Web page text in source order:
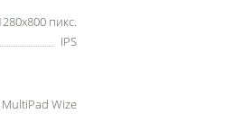
пикс.
IPS
MultiPad Wize